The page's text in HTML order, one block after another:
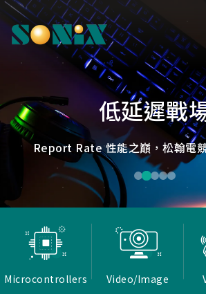
微小核心，巨
松翰MCU：極致效能，智慧應
低延遲戰
Report Rate 性能之巔，松翰電
捕捉每個清
高畫質ISP技術，支援HDR/3D降噪
能力
點讀魔法，數位
OID光學辨識技術，紙本內容瞬間數
章
低延遲，無線
確保流暢穩定的影像
Microcontrollers Video/Image